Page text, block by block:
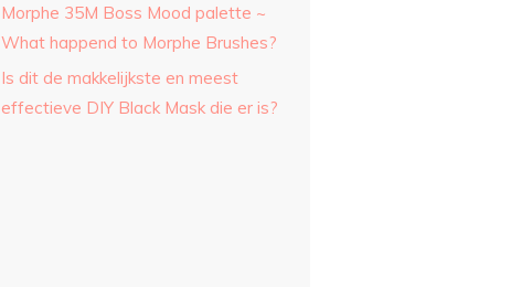
Morphe 35M Boss Mood palette ~
What happend to Morphe Brushes?
Is dit de makkelijkste en meest
effectieve DIY Black Mask die er is?